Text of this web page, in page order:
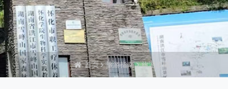
首页 旅游指南 旅游攻略